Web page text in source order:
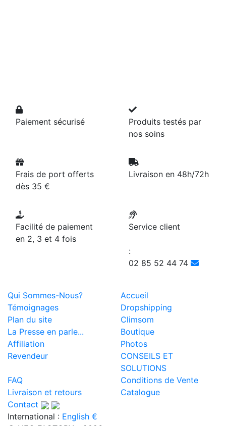
Paiement sécurisé
Produits testés par
nos soins
Frais de port offerts
dès 35 €
Livraison en 48h/72h
Facilité de paiement
en 2, 3 et 4 fois
Service client
:
02 85 52 44 74
Qui Sommes-Nous?
Accueil
Témoignages
Dropshipping
Plan du site
Climsom
La Presse en parle...
Boutique
Affiliation
Photos
Revendeur
CONSEILS ET
SOLUTIONS
FAQ
Conditions de Vente
Livraison et retours
Catalogue
Contact
International : English €